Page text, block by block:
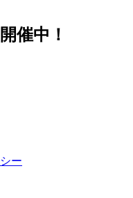
催中！
ー